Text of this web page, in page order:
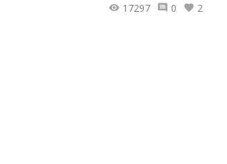
17297
0 2